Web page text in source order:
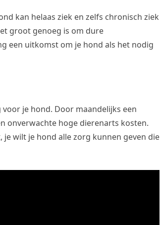
kan helaas ziek en zelfs chronisch ziek
groot genoeg is om dure
een uitkomst om je hond als het nodig
je hond. Door maandelijks een
onverwachte hoge dierenarts kosten.
wilt je hond alle zorg kunnen geven die